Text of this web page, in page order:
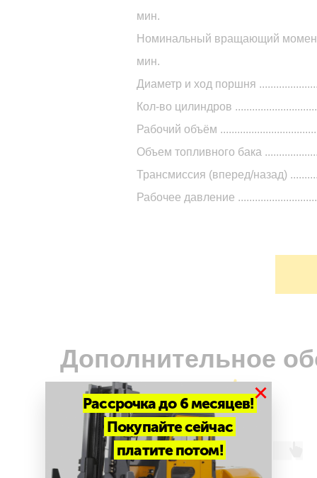
мин.
Номинальный вращающий
мин.
Диаметр и ход поршня
Кол-во цилиндров
Рабочий объём
Объем топливного бака
Трансмиссия (вперед/назад)
Рабочее давление
Дополнительное
Рассрочка до 6 месяцев!
Покупайте сейчас
платите потом!
×